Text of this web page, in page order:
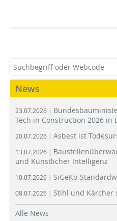
News
23.07.2026 |
Tech in Construction 2026 in
20.07.2026 | Asbest ist
13.07.2026 |
und Künstlicher Intelligenz
10.07.2026 | SiGeKo-
08.07.2026 | Stihl und Kärcher
Alle News